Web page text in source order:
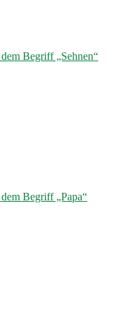
Begriff „Sehnen“
Begriff „Papa“